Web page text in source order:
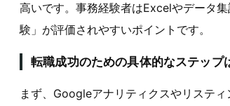
高いです。事務経験者はExcelやデータ
験」が評価されやすいポイントです。
転職成功のための具体的なステップ
まず、Googleアナリティクスやリステ